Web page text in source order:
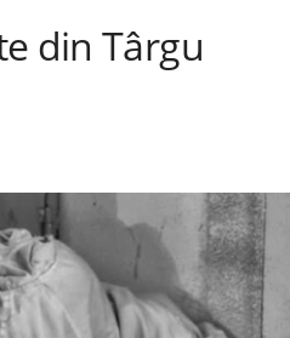
din Târgu